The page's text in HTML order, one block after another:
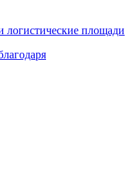
логистические площади